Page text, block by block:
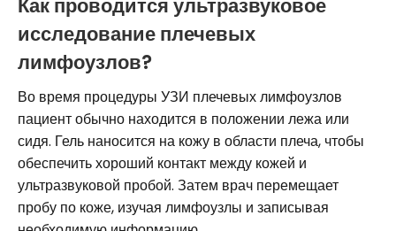
Как проводится ультразвуковое
исследование плечевых
лимфоузлов?
Во время процедуры УЗИ плечевых лимфоузлов
пациент обычно находится в положении лежа или
сидя. Гель наносится на кожу в области плеча, чтобы
обеспечить хороший контакт между кожей и
ультразвуковой пробой. Затем врач перемещает
пробу по коже, изучая лимфоузлы и записывая